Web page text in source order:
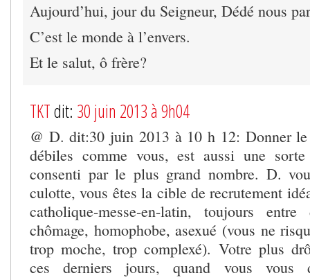
Aujourd’hui, jour du Seigneur, Dédé nous
C’est le monde à l’envers.
Et le salut, ô frère?
TKTdit: 30 juin 2013 à 9h04
@ D. dit:30 juin 2013 à 10 h 12: Donner
débiles comme vous, est aussi une
consenti par le plus grand nombre. D.
culotte, vous êtes la cible de recrutement
catholique-messe-en-latin, toujours
chômage, homophobe, asexué (vous ne
trop moche, trop complexé). Votre plus
ces derniers jours, quand vous vous